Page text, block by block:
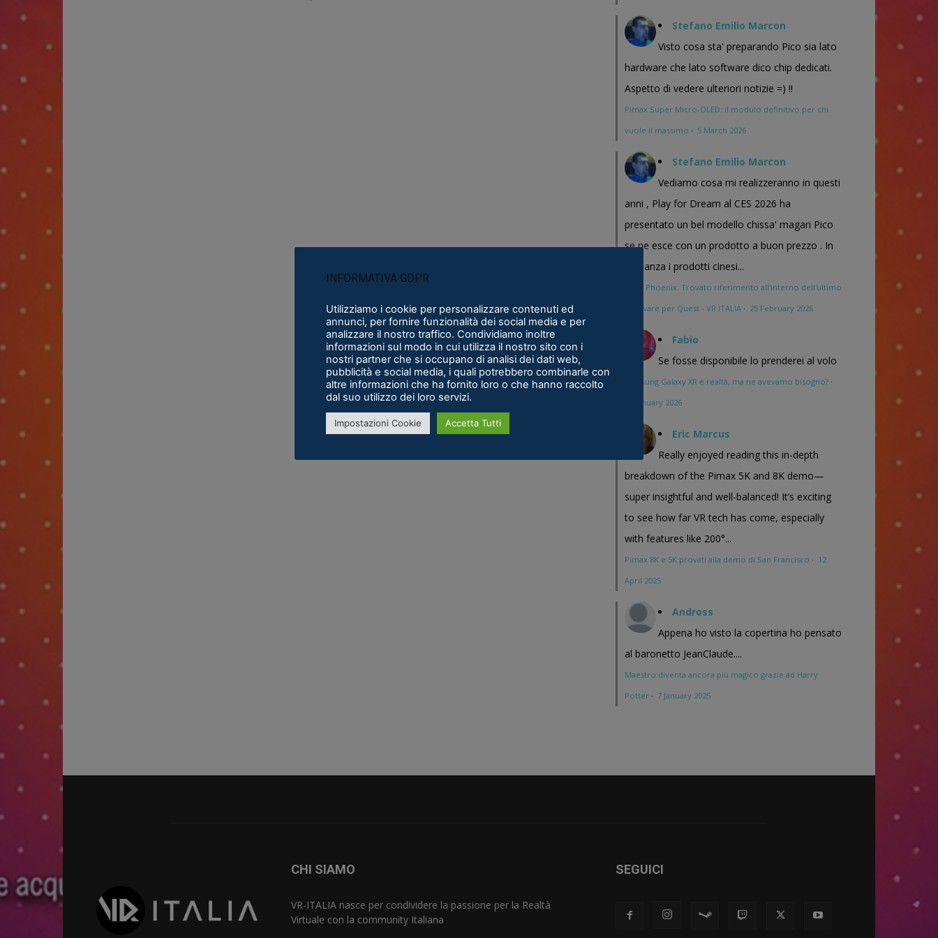
Stefano Emilio Marcon
Visto cosa sta' preparando Pico sia lato
hardware che lato software dico chip dedicati.
Aspetto di vedere ulteriori notizie =) !!
Pimax Super Micro-OLED: il modulo definitivo per chi
vuole il massimo · 5 March 2026
Stefano Emilio Marcon
Vediamo cosa mi realizzeranno in questi
anni , Play for Dream al CES 2026 ha
presentato un bel modello chissa' magari Pico
se ne esce con un prodotto a buon prezzo . In
sostanza i prodotti cinesi...
Meta Phoenix: Trovato riferimento all'interno dell'ultimo
firmware per Quest - VR ITALIA · 25 February 2026
Fabio
Se fosse disponibile lo prenderei al volo
Samsung Galaxy XR è realtà, ma ne avevamo bisogno? ·
16 January 2026
Eric Marcus
Really enjoyed reading this in-depth
breakdown of the Pimax 5K and 8K demo—
super insightful and well-balanced! It’s exciting
to see how far VR tech has come, especially
with features like 200°...
Pimax 8K e 5K provati alla demo di San Francisco · 12
April 2025
Andross
Appena ho visto la copertina ho pensato
al baronetto JeanClaude....
Maestro diventa ancora più magico grazie ad Harry
Potter · 7 January 2025
CHI SIAMO
VR-ITALIA nasce per condividere la passione per la Realtà
Virtuale con la community Italiana
SEGUICI
INFORMATIVA GDPR
Utilizziamo i cookie per personalizzare contenuti ed
annunci, per fornire funzionalità dei social media e per
analizzare il nostro traffico. Condividiamo inoltre
informazioni sul modo in cui utilizza il nostro sito con i
nostri partner che si occupano di analisi dei dati web,
pubblicità e social media, i quali potrebbero combinarle con
altre informazioni che ha fornito loro o che hanno raccolto
dal suo utilizzo dei loro servizi.
Impostazioni Cookie Accetta Tutti